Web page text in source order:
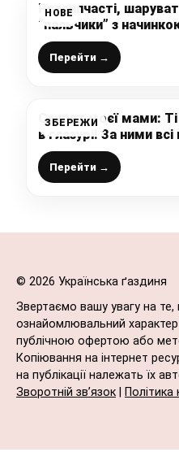
НОВЕ
Розсипчасті,
“пальчики” з
печиво до чаю,
розлітаються як
Перейти →
ЗБЕРЕЖИ
Секрет моєї мами:
в глазурі! За ними
Перейти →
© 2026 Українська ґаздиня
Звертаємо вашу увагу на
ознайомлювальний характер
публічною офертою або
Копіювання на інтернет
на публікації належать їх
Зворотній зв’язок
Політика